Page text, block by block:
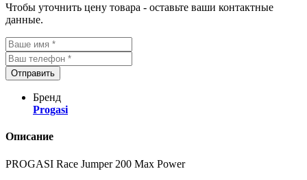
Чтобы уточнить цену товара - оставьте ваши контактные
данные.
Отправить
Бренд
Progasi
Описание
PROGASI Race Jumper 200 Max Power